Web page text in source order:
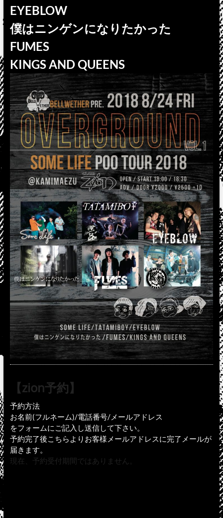
EYEBLOW
僕はニンゲンになりたかった
FUMES
KINGS AND QUEENS
【zion予約】
予約方法
お名前(フルネーム)/電話番号/メールアドレス
をフォームにご記入し送信して下さい。
予約完了後こちらよりお客様メールアドレスに完了メールが
届きます。
現在、予約受付期間ではありません。